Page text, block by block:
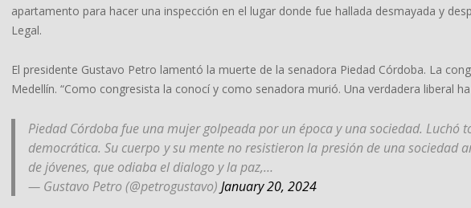
apartamento para hacer una inspección en el lugar donde fue hallada desmayada y
Legal.
El presidente Gustavo Petro lamentó la muerte de la senadora Piedad Córdoba. La
Medellín. “Como congresista la conocí y como senadora murió. Una verdadera liberal
Piedad Córdoba fue una mujer golpeada por un época y una sociedad.
democrática. Su cuerpo y su mente no resistieron la presión de una sociedad
de jóvenes, que odiaba el dialogo y la paz,…
— Gustavo Petro (@petrogustavo) January 20, 2024